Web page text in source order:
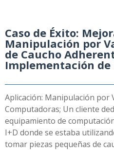
Caso de Éxito:
Manipulación por
de Caucho
Implementación de
Aplicación: Manipulación por
Computadoras; Un cliente
equipamiento de
I+D donde se estaba
tomar piezas pequeñas de